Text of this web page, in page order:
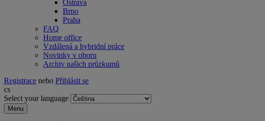
Ostrava
Brno
Praha
FAQ
Home office
Vzdálená a hybridní práce
Novinky v oboru
Archiv našich průzkumů
Registrace nebo Přihlásit se
cs
Select your language
Menu